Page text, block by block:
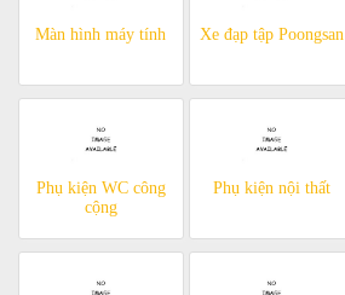
Màn hình máy tính Xe đạp tập Poongsan
Phụ kiện WC công
cộng
Phụ kiện nội thất